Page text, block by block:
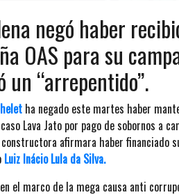
negó haber
OAS para su
un “arrepentido”.
ha negado este martes haber
Lava Jato por pago de sobornos a
afirmara haber financiado
Luiz Inácio Lula da Silva.
el marco de la mega causa anti